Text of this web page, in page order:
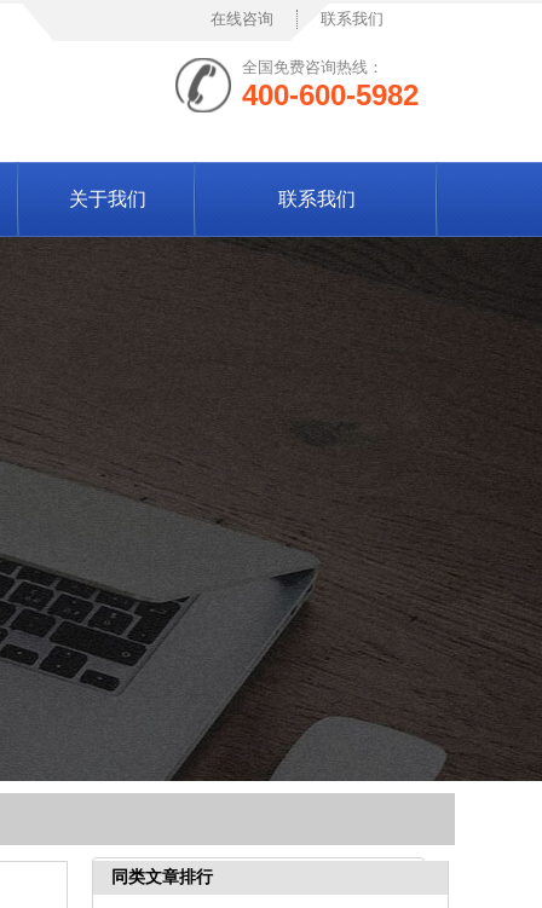
在线咨询 联系我们
全国免费咨询热线：
400-600-5982
关于我们 联系我们
同类文章排行